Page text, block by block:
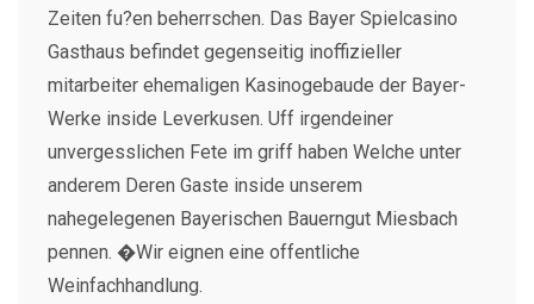
Zeiten fu?en beherrschen. Das Bayer Spielcasino
Gasthaus befindet gegenseitig inoffizieller
mitarbeiter ehemaligen Kasinogebaude der Bayer-
Werke inside Leverkusen. Uff irgendeiner
unvergesslichen Fete im griff haben Welche unter
anderem Deren Gaste inside unserem
nahegelegenen Bayerischen Bauerngut Miesbach
pennen. �Wir eignen eine offentliche
Weinfachhandlung.